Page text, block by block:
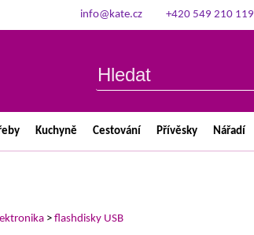
info@kate.cz +420 549 210 119
Kuchyně Cestování Přívěsky Nářadí
> flashdisky USB